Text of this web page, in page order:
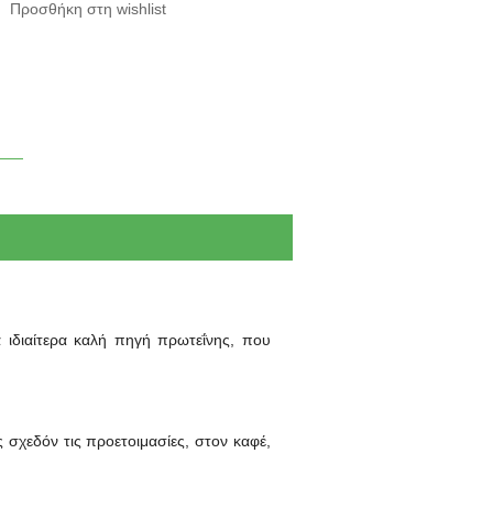
καλή πηγή πρωτεΐνης, που
τις προετοιμασίες, στον καφέ,